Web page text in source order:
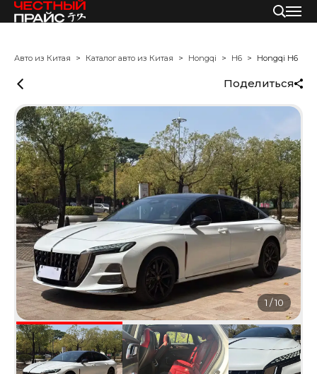
Авто из Китая Каталог авто из Китая Hongqi H6 Hongqi H6
Поделиться
1 /10